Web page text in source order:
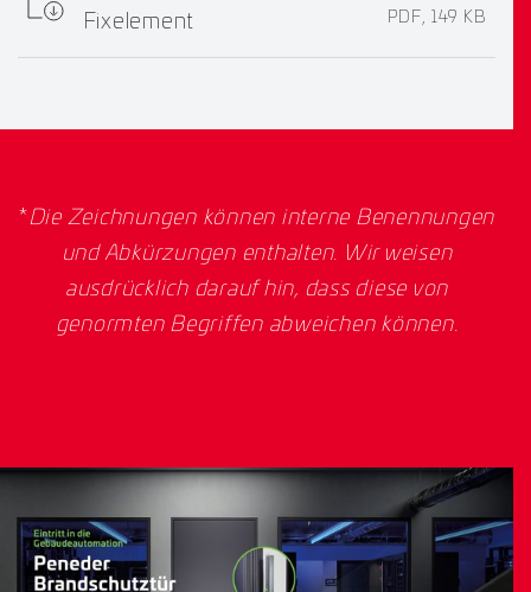
Fixelement
PDF, 149 KB
*Die Zeichnungen können interne Benennungen
und Abkürzungen enthalten. Wir weisen
ausdrücklich darauf hin, dass diese von
genormten Begriffen abweichen können.